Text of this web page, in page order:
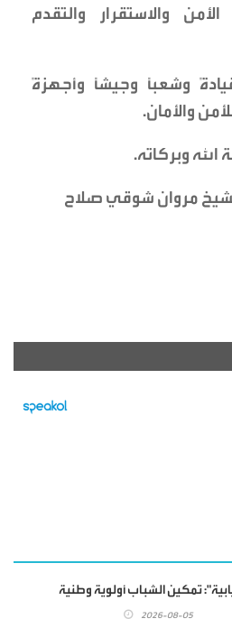
والاستقرار والتقدم
وشعباً وجيشاً وأجهزةً
والأمان.
وبركاته.
مروان شوقي صلاح
تمكين الشباب أولوية وطنية
2026-08-05